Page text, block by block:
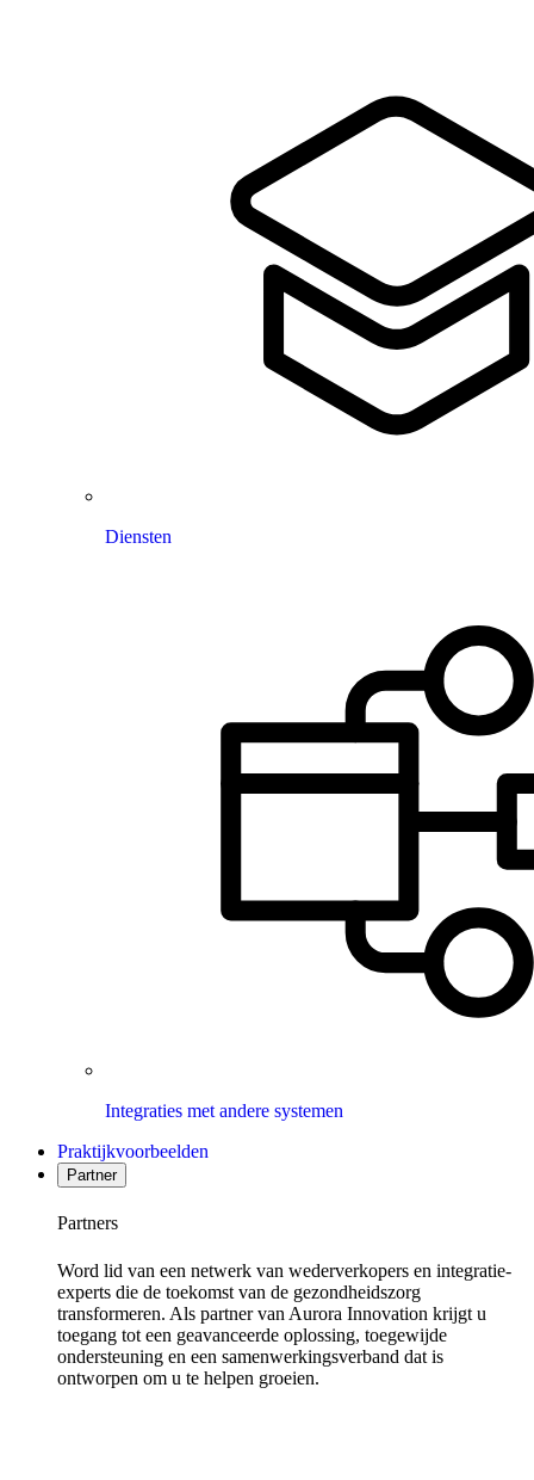
Diensten
Integraties met andere systemen
Praktijkvoorbeelden
Partner
Partners
Word lid van een netwerk van wederverkopers en integratie-
experts die de toekomst van de gezondheidszorg
transformeren. Als partner van Aurora Innovation krijgt u
toegang tot een geavanceerde oplossing, toegewijde
ondersteuning en een samenwerkingsverband dat is
ontworpen om u te helpen groeien.